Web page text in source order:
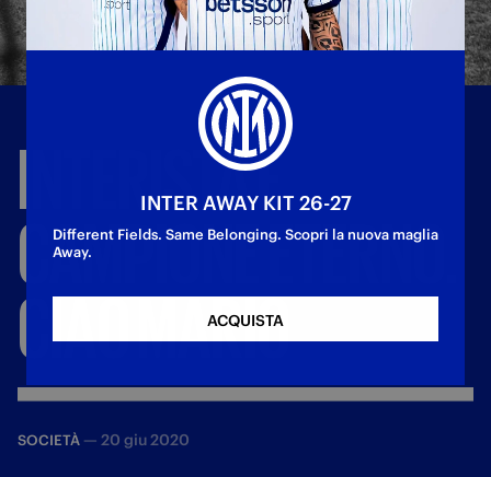
INTERISTAE
CAMPIONEETERNO.
CIAOMARIO
SOCIETÀ — 20 giu 2020
INTER AWAY KIT 26-27
Different Fields. Same Belonging. Scopri la nuova maglia
Away.
ACQUISTA